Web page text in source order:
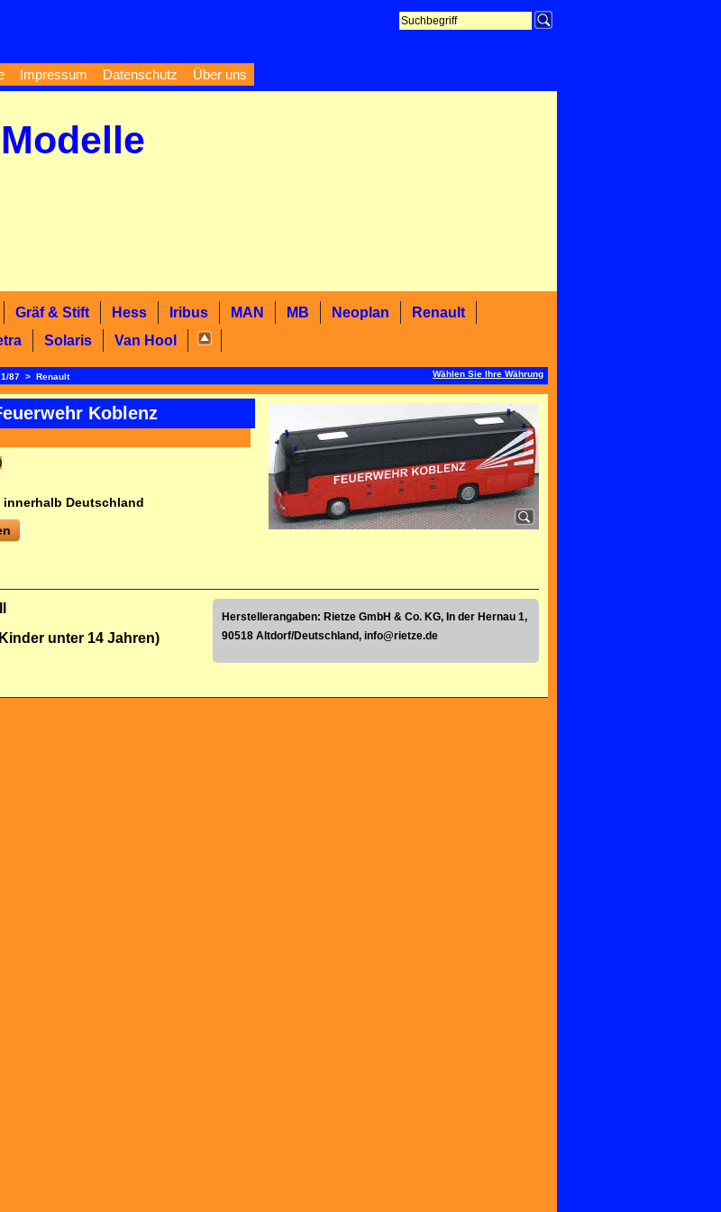
Impressum Datenschutz Über uns
Gräf & Stift Hess Iribus MAN MB Neoplan
Renault
Solaris Van Hool
87 > Renault Wählen Sie Ihre Währung
Koblenz
innerhalb Deutschland
Herstellerangaben: Rietze GmbH & Co. KG, In der Hernau 1,
90518 Altdorf/Deutschland, info@rietze.de
unter 14 Jahren)